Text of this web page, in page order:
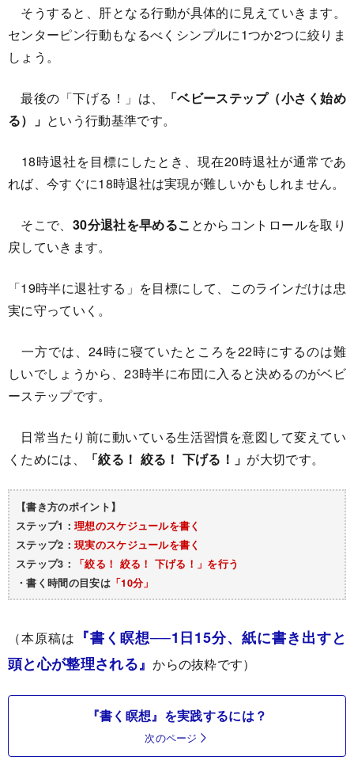
そうすると、肝となる行動が具体的に見えていきます。
センターピン行動もなるべくシンプルに1つか2つに絞りま
しょう。
最後の「下げる！」は、
「ベビーステップ（小さく始め
る）」 という行動基準です。
18時退社を目標にしたとき、現在20時退社が通常であ
れば、今すぐに18時退社は実現が難しいかもしれません。
そこで、 30分退社を早めるこ とからコントロールを取り
戻していきます。
「19時半に退社する」を目標にして、このラインだけは忠
実に守っていく。
一方では、24時に寝ていたところを22時にするのは難
しいでしょうから、23時半に布団に入ると決めるのがベビ
ーステップです。
日常当たり前に動いている生活習慣を意図して変えてい
くためには、
「絞る！ 絞る！ 下げる！」 が大切です。
【書き方のポイント】
ステップ1： 理想のスケジュールを書く
ステップ2： 現実のスケジュールを書く
ステップ3：
「絞る！ 絞る！ 下げる！」を行う
・書く時間の目安は「10分」
（本原稿は 『書く瞑想──1日15分、紙に書き出すと
頭と心が整理される』からの抜粋です）
『書く瞑想』を実践するには？
次のページ